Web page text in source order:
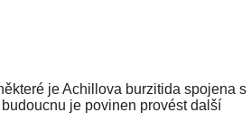
je Achillova burzitida spojena s
je povinen provést další